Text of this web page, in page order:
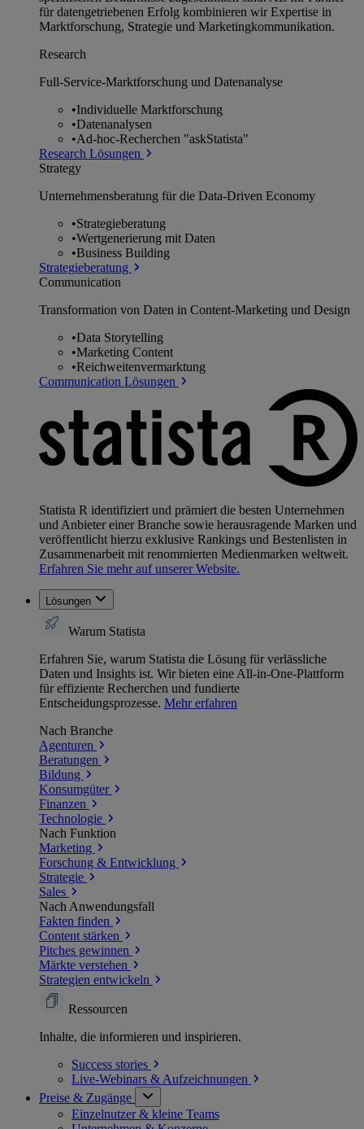
für datengetriebenen Erfolg kombinieren wir Expertise in
Marktforschung, Strategie und Marketingkommunikation.
Research
Full-Service-Marktforschung und Datenanalyse
•Individuelle Marktforschung
•Datenanalysen
•Ad-hoc-Recherchen "askStatista"
Research Lösungen
Strategy
Unternehmens­beratung für die Data-Driven Economy
•Strategieberatung
•Wertgenerierung mit Daten
•Business Building
Strategieberatung
Communication
Transformation von Daten in Content-Marketing und Design
•Data Storytelling
•Marketing Content
•Reichweitenvermarktung
Communication Lösungen
Statista R identifiziert und prämiert die besten Unternehmen
und Anbieter einer Branche sowie herausragende Marken und
veröffentlicht hierzu exklusive Rankings und Bestenlisten in
Zusammenarbeit mit renommierten Medienmarken weltweit.
Erfahren Sie mehr auf unserer Website.
Lösungen
Warum Statista
Erfahren Sie, warum Statista die Lösung für verlässliche
Daten und Insights ist. Wir bieten eine All-in-One-Plattform
für effiziente Recherchen und fundierte
Entscheidungsprozesse. Mehr erfahren
Nach Branche
Agenturen
Beratungen
Bildung
Konsumgüter
Finanzen
Technologie
Nach Funktion
Marketing
Forschung & Entwicklung
Strategie
Sales
Nach Anwendungsfall
Fakten finden
Content stärken
Pitches gewinnen
Märkte verstehen
Strategien entwickeln
Ressourcen
Inhalte, die informieren und inspirieren.
Success stories
Live-Webinars & Aufzeichnungen
Preise & Zugänge
Einzelnutzer & kleine Teams